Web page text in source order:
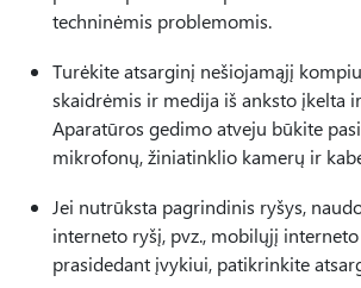
techninėmis problemomis.
Turėkite atsarginį nešiojamąjį
skaidrėmis ir medija iš anksto įkelta
Aparatūros gedimo atveju būkite
mikrofonų, žiniatinklio kamerų ir
Jei nutrūksta pagrindinis ryšys,
interneto ryšį, pvz., mobilųjį interneto
prasidedant įvykiui, patikrinkite